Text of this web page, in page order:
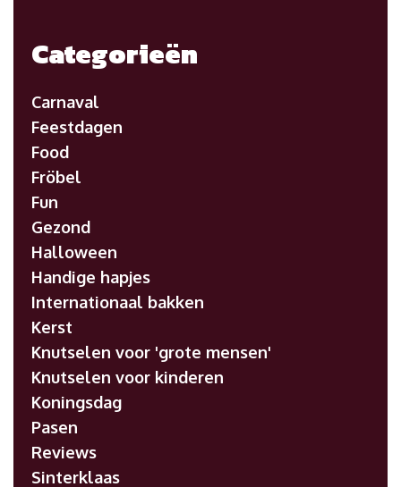
Categorieën
Carnaval
Feestdagen
Food
Fröbel
Fun
Gezond
Halloween
Handige hapjes
Internationaal bakken
Kerst
Knutselen voor 'grote mensen'
Knutselen voor kinderen
Koningsdag
Pasen
Reviews
Sinterklaas